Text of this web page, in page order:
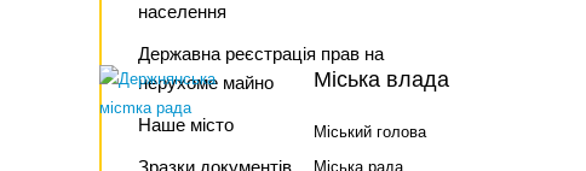
населення
Державна реєстрація прав на
нерухоме майно
Наше місто
Зразки документів
Міська влада
Міський голова
Міська рада